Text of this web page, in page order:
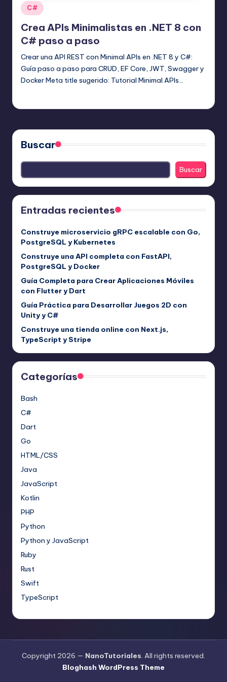
Publicado
en
C#
Crea APIs Minimalistas en .NET 8 con
C# paso a paso
Crear una API REST con Minimal APIs en .NET 8 y C#:
Guía paso a paso para CRUD, EF Core, JWT, Swagger y
Docker Meta title sugerido: Tutorial Minimal APIs…
Buscar
Buscar
Entradas recientes
Construye microservicio gRPC escalable con Go,
PostgreSQL y Kubernetes
Construye una API completa con FastAPI,
PostgreSQL y Docker
Guía Completa para Crear Aplicaciones Móviles
con Flutter y Dart
Guía Práctica para Desarrollar Juegos 2D con
Unity y C#
Construye una tienda online con Next.js,
TypeScript y Stripe
Categorías
Bash
C#
Dart
Go
HTML/CSS
Java
JavaScript
Kotlin
PHP
Python
Python y JavaScript
Ruby
Rust
Swift
TypeScript
Copyright 2026 — NanoTutoriales. All rights reserved.
Bloghash WordPress Theme